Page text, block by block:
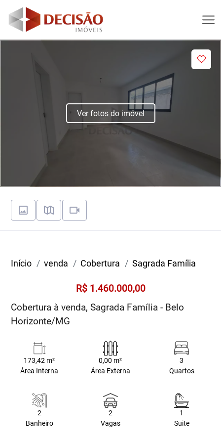
Ver fotos do imóvel
Início venda Cobertura Sagrada Família
R$ 1.460.000,00
Cobertura à venda, Sagrada Família - Belo
Horizonte/MG
173,42 m²
Área Interna
0,00 m²
Área Externa
3
Quartos
2
Banheiro
2
Vagas
1
Suite